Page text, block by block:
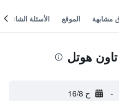
مشابهة الموقع الأسئلة الشائعة
هوتل
- ح 16/8